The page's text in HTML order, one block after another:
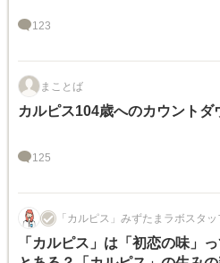
123
まことば
カルピス104歳へのカウントダ
125
「カルピス」みずたまラボスタッ
「カルピス」は「初恋の味」